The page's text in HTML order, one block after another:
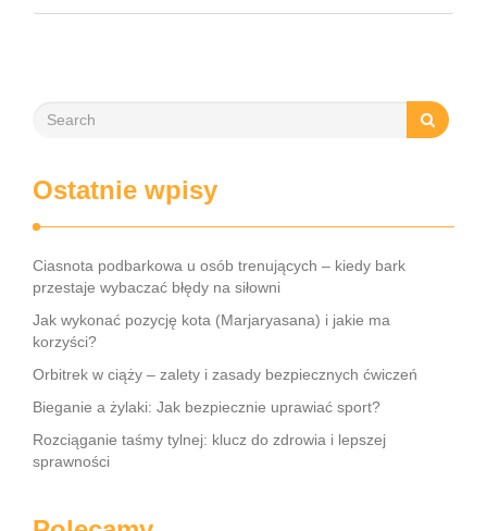
cery. Składniki takie jak miód, cynamon czy aloes mają
Ostatnie wpisy
Ciasnota podbarkowa u osób trenujących – kiedy bark
przestaje wybaczać błędy na siłowni
Jak wykonać pozycję kota (Marjaryasana) i jakie ma
korzyści?
Orbitrek w ciąży – zalety i zasady bezpiecznych ćwiczeń
Bieganie a żylaki: Jak bezpiecznie uprawiać sport?
Rozciąganie taśmy tylnej: klucz do zdrowia i lepszej
sprawności